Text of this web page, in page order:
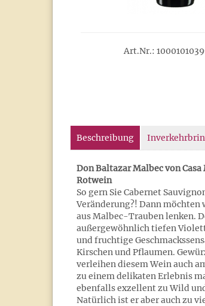
Art.Nr.:
Beschreibung
Don Baltazar Malbec von
Rotwein
So gern Sie Cabernet
Veränderung?! Dann
aus Malbec-Trauben lenken.
außergewöhnlich tiefen
und fruchtige
Kirschen und Pflaumen.
verleihen diesem Wein auch
zu einem delikaten Erlebnis
ebenfalls exzellent zu Wild
Natürlich ist er aber auch zu